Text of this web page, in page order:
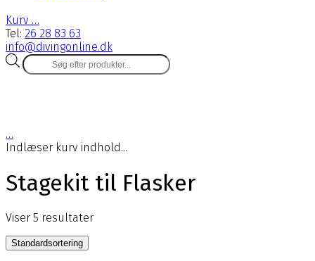
Kurv …
Tel: 26 28 83 63
info@divingonline.dk
Products
search
…
Indlæser kurv indhold...
Stagekit til Flasker
Viser 5 resultater
Standardsortering